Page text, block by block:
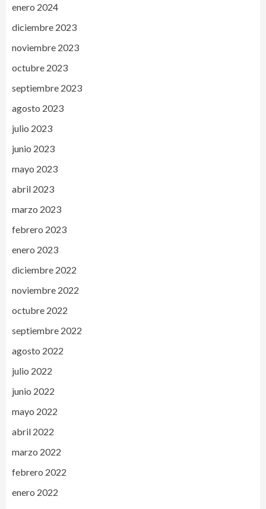
enero 2024
diciembre 2023
noviembre 2023
octubre 2023
septiembre 2023
agosto 2023
julio 2023
junio 2023
mayo 2023
abril 2023
marzo 2023
febrero 2023
enero 2023
diciembre 2022
noviembre 2022
octubre 2022
septiembre 2022
agosto 2022
julio 2022
junio 2022
mayo 2022
abril 2022
marzo 2022
febrero 2022
enero 2022